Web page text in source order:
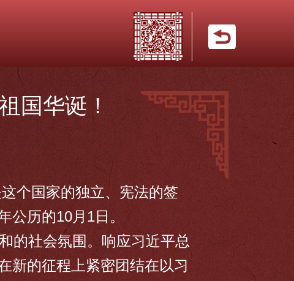
国华诞！
个国家的独立、宪法的签
历的10月1日。
的社会氛围。响应习近平总
新的征程上紧密团结在以习